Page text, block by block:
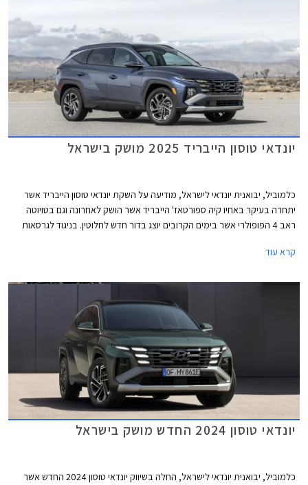
יונדאי טוסון הייבריד 2025 מושק בישראל
כלמוביל, יבואנית יונדאי לישראל, מודיעה על השקת יונדאי טוסון הייבריד אשר
יתחרה בעיקר באחיו קיה ספורטאז' הייבריד אשר הושק לאחרונה וגם בטויוטה
ראב 4 הפופולרי אשר בימים הקרובים יוצג בדור חדש לחלוטין. בניגוד לגרסאות
ההיברידית תשווק בארבע רמות אבזור במחיר של החל מ- 199,900 ₪.
קרא עוד
יונדאי טוסון 2024 החדש מושק בישראל
כלמוביל, יבואנית יונדאי לישראל, החלה בשיווק יונדאי טוסון 2024 החדש אשר